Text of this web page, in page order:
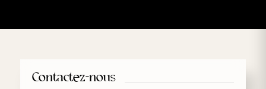
Contactez-nous